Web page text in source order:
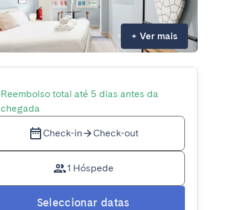
+ Ver mais
Reembolso total até 5 dias antes da
chegada
Check-in Check-out
1 Hóspede
Seleccionar datas